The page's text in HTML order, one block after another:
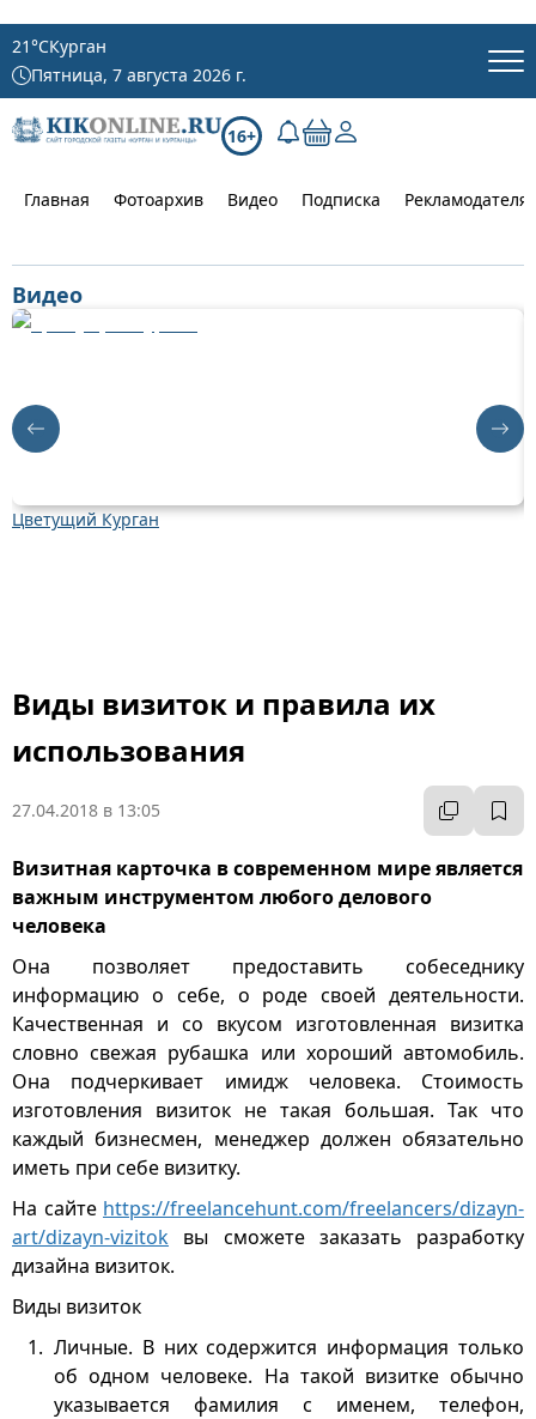
21°CКурган
Пятница, 7 августа 2026 г.
16+
Главная Фотоархив Видео Подписка
Видео
Цветущий Курган
Виды визиток и правила их
использования
27.04.2018 в 13:05
Визитная карточка в современном мире является
важным инструментом любого делового
человека
Она позволяет предоставить собеседнику
информацию о себе, о роде своей деятельности.
Качественная и со вкусом изготовленная визитка
словно свежая рубашка или хороший автомобиль.
Она подчеркивает имидж человека. Стоимость
изготовления визиток не такая большая. Так что
каждый бизнесмен, менеджер должен обязательно
иметь при себе визитку.
На сайте https://freelancehunt.com/freelancers/dizayn-
art/dizayn-vizitok вы сможете заказать разработку
дизайна визиток.
Виды визиток
Личные. В них содержится информация только
об одном человеке. На такой визитке обычно
указывается фамилия с именем, телефон,